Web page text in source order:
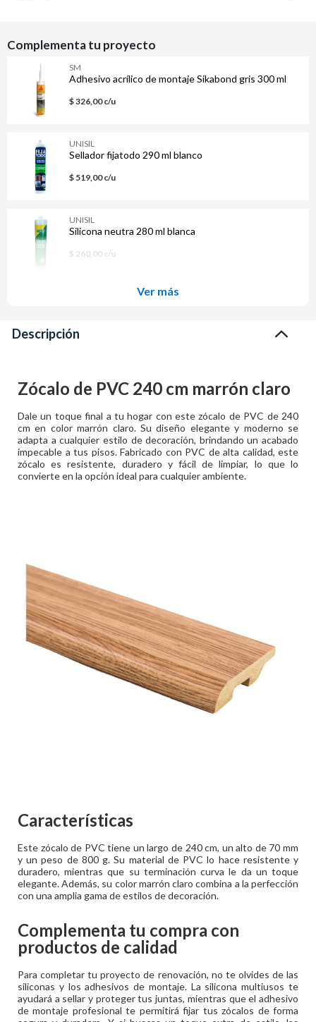
Complementa tu proyecto
SM
Adhesivo acrílico de montaje Sikabond gris 300 ml
$ 326,00 c/u
UNISIL
Sellador fijatodo 290 ml blanco
$ 519,00 c/u
UNISIL
Silicona neutra 280 ml blanca
$ 260,00 c/u
Ver más
Descripción
Zócalo de PVC 240 cm marrón claro
Dale un toque final a tu hogar con este zócalo de PVC de 240
cm en color marrón claro. Su diseño elegante y moderno se
adapta a cualquier estilo de decoración, brindando un acabado
impecable a tus pisos. Fabricado con PVC de alta calidad, este
zócalo es resistente, duradero y fácil de limpiar, lo que lo
convierte en la opción ideal para cualquier ambiente.
Características
Este zócalo de PVC tiene un largo de 240 cm, un alto de 70 mm
y un peso de 800 g. Su material de PVC lo hace resistente y
duradero, mientras que su terminación curva le da un toque
elegante. Además, su color marrón claro combina a la perfección
con una amplia gama de estilos de decoración.
Complementa tu compra con
productos de calidad
Para completar tu proyecto de renovación, no te olvides de las
siliconas y los adhesivos de montaje. La silicona multiusos te
ayudará a sellar y proteger tus juntas, mientras que el adhesivo
de montaje profesional te permitirá fijar tus zócalos de forma